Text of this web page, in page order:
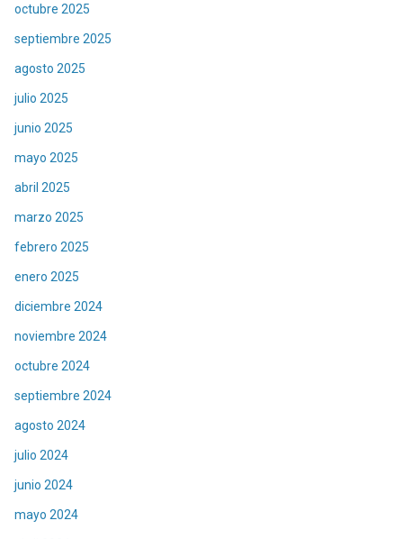
octubre 2025
septiembre 2025
agosto 2025
julio 2025
junio 2025
mayo 2025
abril 2025
marzo 2025
febrero 2025
enero 2025
diciembre 2024
noviembre 2024
octubre 2024
septiembre 2024
agosto 2024
julio 2024
junio 2024
mayo 2024